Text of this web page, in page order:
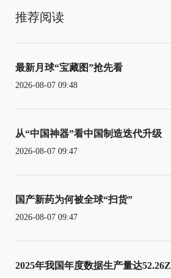
推荐阅读
最新月球“宝藏图”抢先看
2026-08-07 09:48
从“中国神器”看中国制造迭代升级
2026-08-07 09:47
国产新药为何被全球“扫货”
2026-08-07 09:47
2025年我国年度数据生产量达